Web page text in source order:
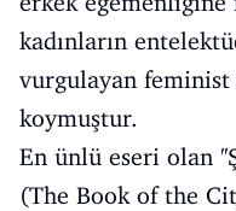
kadınların
vurgulayan
koymuştur.
En ünlü eseri olan
(The Book of the